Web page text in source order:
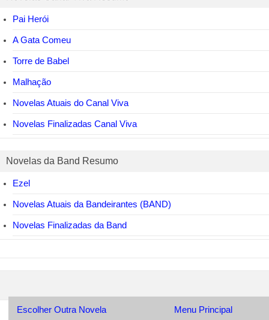
Escolher Outra Novela Menu Principal
Pai Herói
A Gata Comeu
Torre de Babel
Malhação
Novelas Atuais do Canal Viva
Novelas Finalizadas Canal Viva
Novelas da Band Resumo
Ezel
Novelas Atuais da Bandeirantes (BAND)
Novelas Finalizadas da Band
© 2014-2024 novelasdobrasil.com